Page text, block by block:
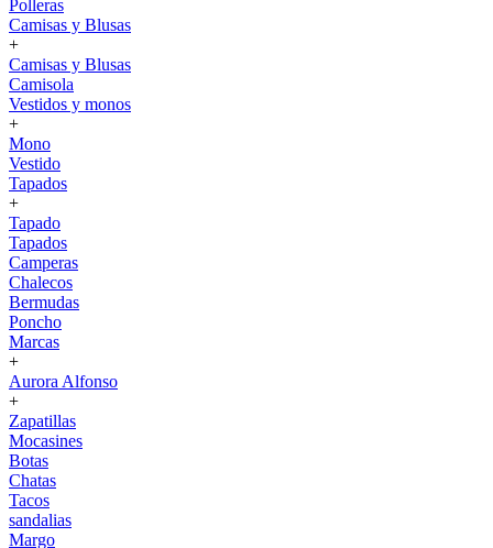
Polleras
Camisas y Blusas
+
Camisas y Blusas
Camisola
Vestidos y monos
+
Mono
Vestido
Tapados
+
Tapado
Tapados
Camperas
Chalecos
Bermudas
Poncho
Marcas
+
Aurora Alfonso
+
Zapatillas
Mocasines
Botas
Chatas
Tacos
sandalias
Margo